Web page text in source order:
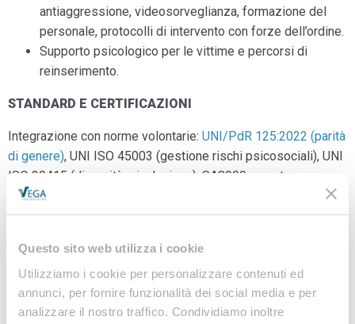
Questo sito web utilizza i cookie
Utilizziamo i cookie per personalizzare contenuti ed
annunci, per fornire funzionalità dei social media e per
analizzare il nostro traffico. Condividiamo inoltre
antiaggressione, videosorveglianza, formazione del
personale, protocolli di intervento con forze dell’ordine.
Supporto psicologico per le vittime e percorsi di
reinserimento.
STANDARD E CERTIFICAZIONI
Integrazione con norme volontarie: UNI/PdR 125:2022 (parità
di genere), UNI ISO 45003 (gestione rischi psicosociali), UNI
ISO 30415 (diversità e inclusione), SA8000: queste norme
richiedono piani strategici contro molestie e violenze,
formazione continua e sistemi di segnalazione anonimi.
RUOLI E RESPONSABILITÀ
Sono coinvolti Datore di lavoro, dirigenti, preposti, RSPP,
RLS, medico competente, HR,HSE manager , psicologi del
lavoro, comitati pari opportunità.